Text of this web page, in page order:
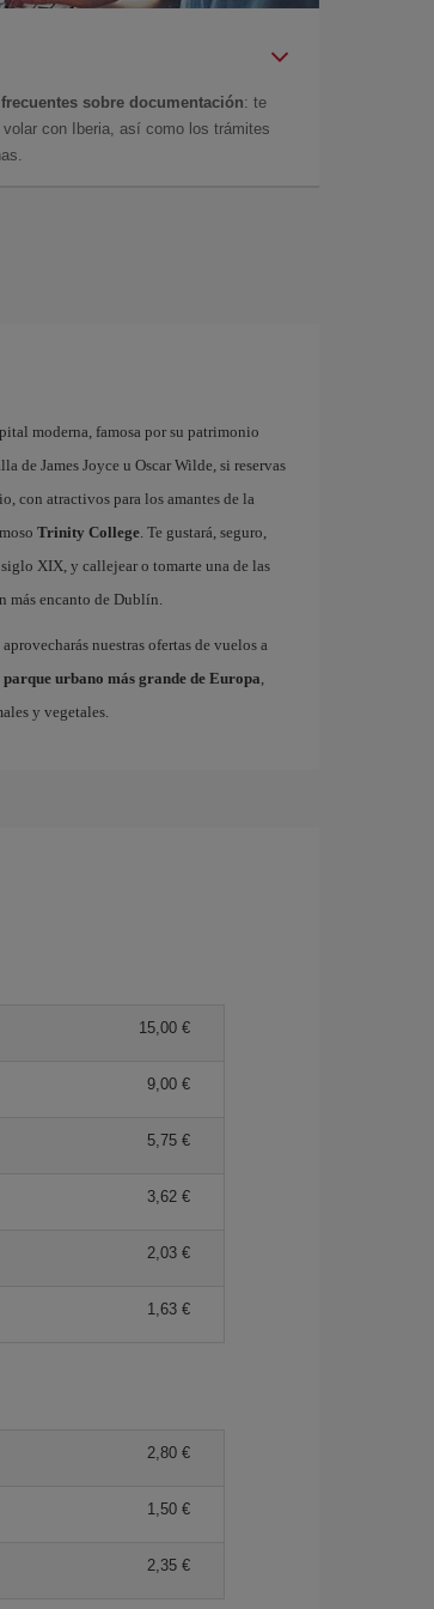
sobre documentación: te
con Iberia, así como los trámites
moderna, famosa por su patrimonio
de James Joyce u Oscar Wilde, si reservas
con atractivos para los amantes de la
Trinity College. Te gustará, seguro,
XIX, y callejear o tomarte una de las
más encanto de Dublín.
nuestras ofertas de vuelos a
parque urbano más grande de Europa,
y vegetales.
15,00 €
9,00 €
5,75 €
3,62 €
2,03 €
1,63 €
2,80 €
1,50 €
2,35 €